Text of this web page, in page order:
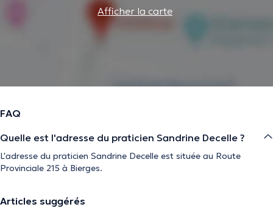
Afficher la carte
FAQ
Quelle est l'adresse du praticien Sandrine Decelle ?
L'adresse du praticien Sandrine Decelle est située au Route
Provinciale 215 à Bierges.
Articles suggérés